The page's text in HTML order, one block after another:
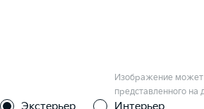
Изображение может
представленного на
Экстерьер Интерьер